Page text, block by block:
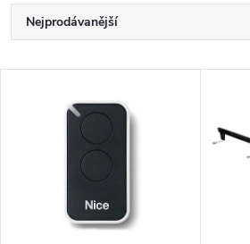
Ř
a
Nejprodávanější
Abecedně